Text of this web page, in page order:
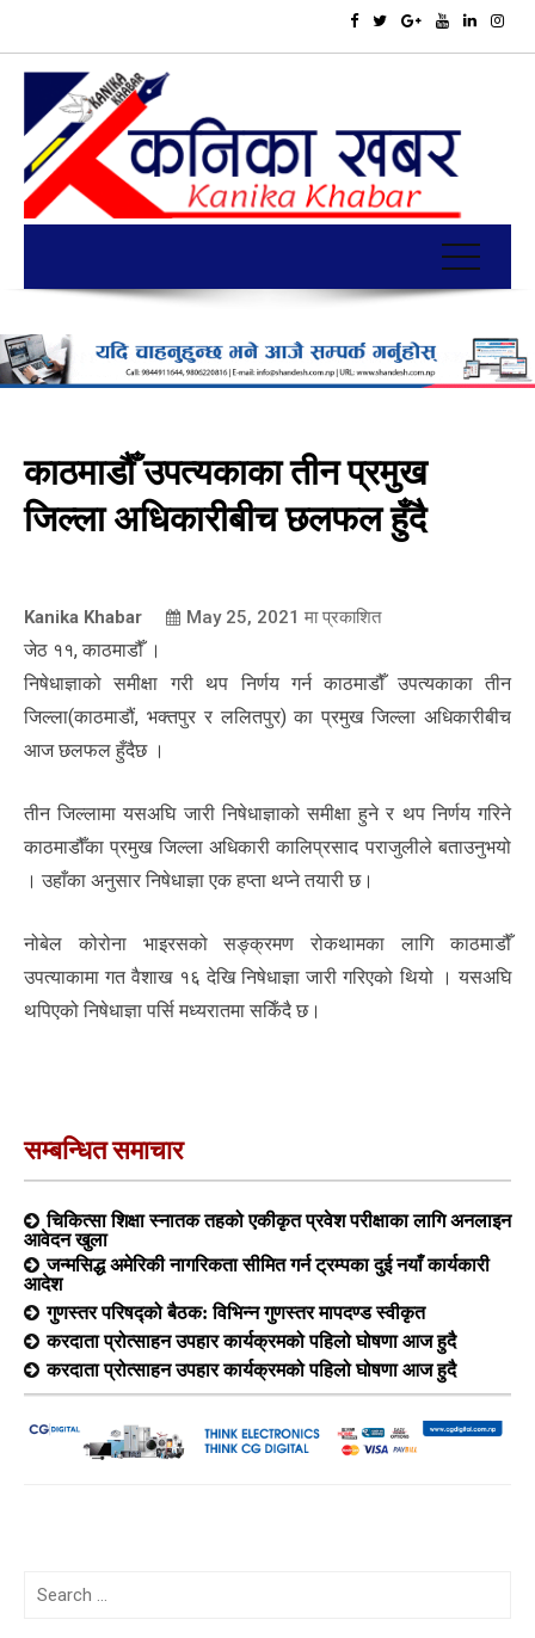
काठमाडौँ उपत्यकाका तीन प्रमुख
जिल्ला अधिकारीबीच छलफल हुँदै
Kanika Khabar May 25, 2021 मा प्रकाशित
जेठ ११, काठमाडौँ ।
निषेधाज्ञाको समीक्षा गरी थप निर्णय गर्न काठमाडौँ उपत्यकाका तीन
जिल्ला(काठमाडौं, भक्तपुर र ललितपुर) का प्रमुख जिल्ला अधिकारीबीच
आज छलफल हुँदैछ ।
तीन जिल्लामा यसअघि जारी निषेधाज्ञाको समीक्षा हुने र थप निर्णय गरिने
काठमाडौँका प्रमुख जिल्ला अधिकारी कालिप्रसाद पराजुलीले बताउनुभयो
। उहाँका अनुसार निषेधाज्ञा एक हप्ता थप्ने तयारी छ।
नोबेल कोरोना भाइरसको सङ्क्रमण रोकथामका लागि काठमाडौँ
उपत्याकामा गत वैशाख १६ देखि निषेधाज्ञा जारी गरिएको थियो । यसअघि
थपिएको निषेधाज्ञा पर्सि मध्यरातमा सकिँदै छ।
सम्बन्धित समाचार
चिकित्सा शिक्षा स्नातक तहको एकीकृत प्रवेश परीक्षाका लागि अनलाइन
आवेदन खुला
जन्मसिद्ध अमेरिकी नागरिकता सीमित गर्न ट्रम्पका दुई नयाँ कार्यकारी
आदेश
गुणस्तर परिषद्को बैठक: विभिन्न गुणस्तर मापदण्ड स्वीकृत
करदाता प्रोत्साहन उपहार कार्यक्रमको पहिलो घोषणा आज हुदै
करदाता प्रोत्साहन उपहार कार्यक्रमको पहिलो घोषणा आज हुदै
Search